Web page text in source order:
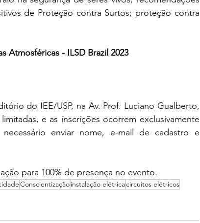
de Proteção contra Surtos; proteção contra
Atmosféricas - ILSD Brazil 2023
do IEE/USP, na Av. Prof. Luciano Gualberto,
e as inscrições ocorrem exclusivamente
enviar nome, e-mail de cadastro e
para 100% de presença no evento.
Conscientizaçãoinstalação elétricacircuitos elétricos